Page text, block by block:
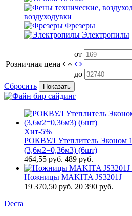
воздуходувки
Фрезеры
Электропилы
Розничная цена
от
до
Сбросить
Показать
Хит-5%
РОКВУЛ Утеплитель Эконом
(3,6м2=0,36м3) (6шт)
464,55 руб. 489 руб.
Ножницы MAKITA JS3201J
19 370,50 руб. 20 390 руб.
Decra